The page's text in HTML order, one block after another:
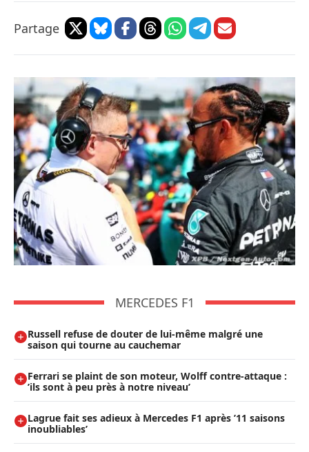
Partage
MERCEDES F1
Russell refuse de douter de lui-même malgré une
saison qui tourne au cauchemar
Ferrari se plaint de son moteur, Wolff contre-attaque :
’ils sont à peu près à notre niveau’
Lagrue fait ses adieux à Mercedes F1 après ’11 saisons
inoubliables’